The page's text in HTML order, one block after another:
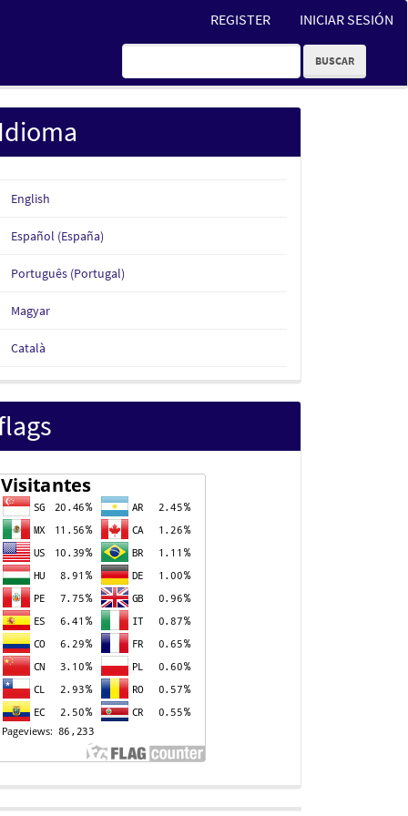
REGISTER INICIAR SESIÓN
BUSCAR
Idioma
English
Español (España)
Português (Portugal)
Magyar
Català